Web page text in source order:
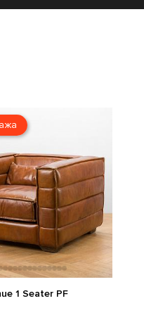
1 Seater PF